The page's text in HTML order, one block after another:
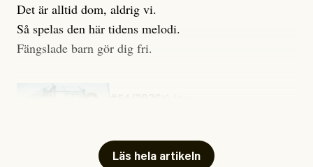
Det är alltid dom, aldrig vi.
Så spelas den här tidens melodi.
Fängslade barn gör dig fri.
Läs hela artikeln